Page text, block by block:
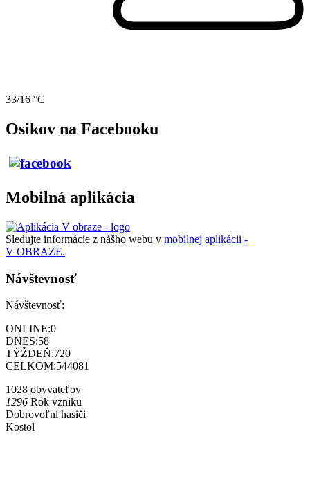
33/16 °C
Osikov na Facebooku
Mobilná aplikácia
Sledujte informácie z nášho webu v mobilnej aplikácii -
V OBRAZE.
Návštevnosť
Návštevnosť:
ONLINE:0
DNES:58
TÝŽDEŇ:720
CELKOM:544081
1028 obyvateľov
1296 Rok vzniku
Dobrovoľní hasiči
Kostol